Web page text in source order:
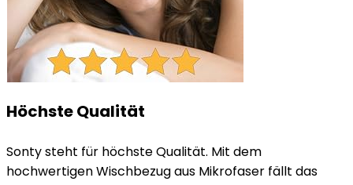
Höchste Qualität
Sonty steht für höchste Qualität. Mit dem
hochwertigen Wischbezug aus Mikrofaser fällt das